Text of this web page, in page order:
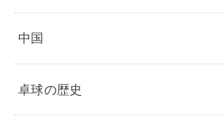
中国
卓球の歴史